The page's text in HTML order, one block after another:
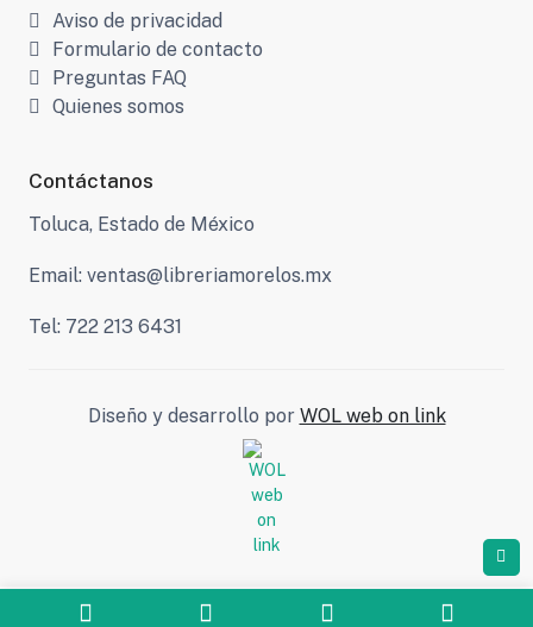
Aviso de privacidad
Formulario de contacto
Preguntas FAQ
Quienes somos
Contáctanos
Toluca, Estado de México
Email: ventas@libreriamorelos.mx
Tel: 722 213 6431
Diseño y desarrollo por WOL web on link